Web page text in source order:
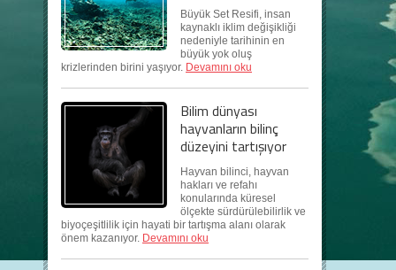
Büyük Set Resifi, insan
kaynaklı iklim değişikliği
nedeniyle tarihinin en
büyük yok oluş
krizlerinden birini yaşıyor. Devamını oku
Bilim dünyası
hayvanların bilinç
düzeyini tartışıyor
Hayvan bilinci, hayvan
hakları ve refahı
konularında küresel
ölçekte sürdürülebilirlik ve
biyoçeşitlilik için hayati bir tartışma alanı olarak
önem kazanıyor. Devamını oku